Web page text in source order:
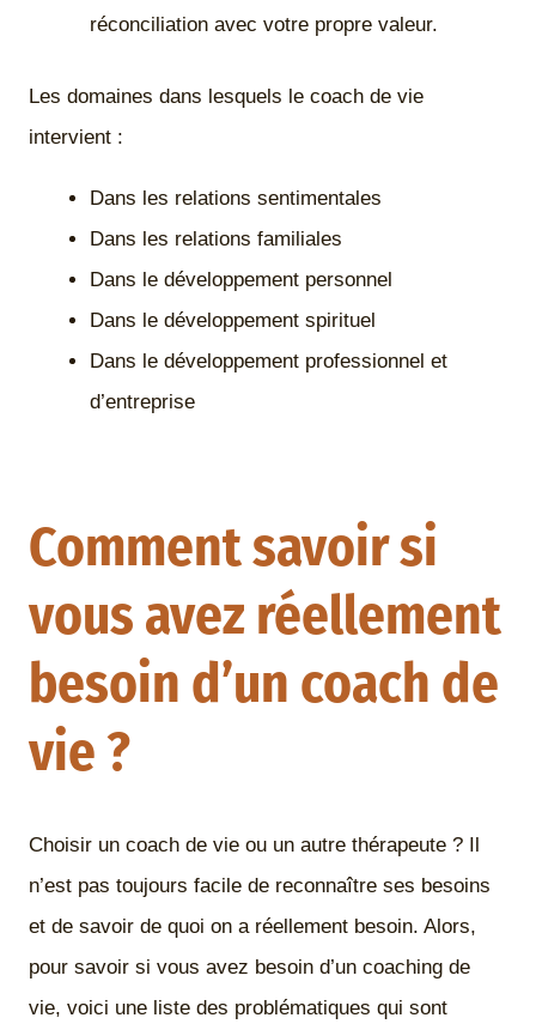
réconciliation avec votre propre valeur.
Les domaines dans lesquels le coach de vie
intervient :
Dans les relations sentimentales
Dans les relations familiales
Dans le développement personnel
Dans le développement spirituel
Dans le développement professionnel et
d’entreprise
Comment savoir si
vous avez réellement
besoin d’un coach de
vie ?
Choisir un coach de vie ou un autre thérapeute ? Il
n’est pas toujours facile de reconnaître ses besoins
et de savoir de quoi on a réellement besoin. Alors,
pour savoir si vous avez besoin d’un coaching de
vie, voici une liste des problématiques qui sont